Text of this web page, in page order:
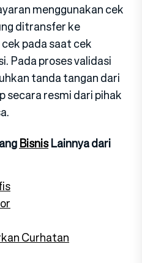
menggunakan cek
ditransfer ke
pada saat cek
Pada proses validasi
tanda tangan dari
secara resmi dari pihak
BisnisLainnya dari
Curhatan